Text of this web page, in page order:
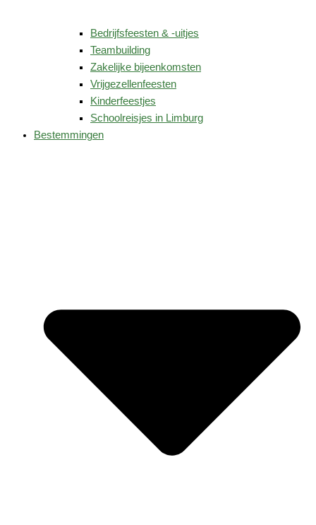
Bedrijfsfeesten & -uitjes
Teambuilding
Zakelijke bijeenkomsten
Vrijgezellenfeesten
Kinderfeestjes
Schoolreisjes in Limburg
Bestemmingen